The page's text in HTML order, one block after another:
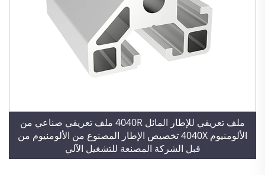
ملف تعريفي للإطار المائل 4040R ملف تعريفي صناعي من
الألومنيوم 4040X تخصيص الإطار المصنوع من الألومنيوم من
قبل الشركة المصنعة للتشغيل الآلي